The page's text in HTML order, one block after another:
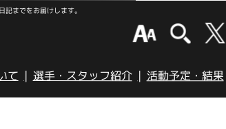
までをお届けします。
て 選手・スタッフ紹介 活動予定・結果